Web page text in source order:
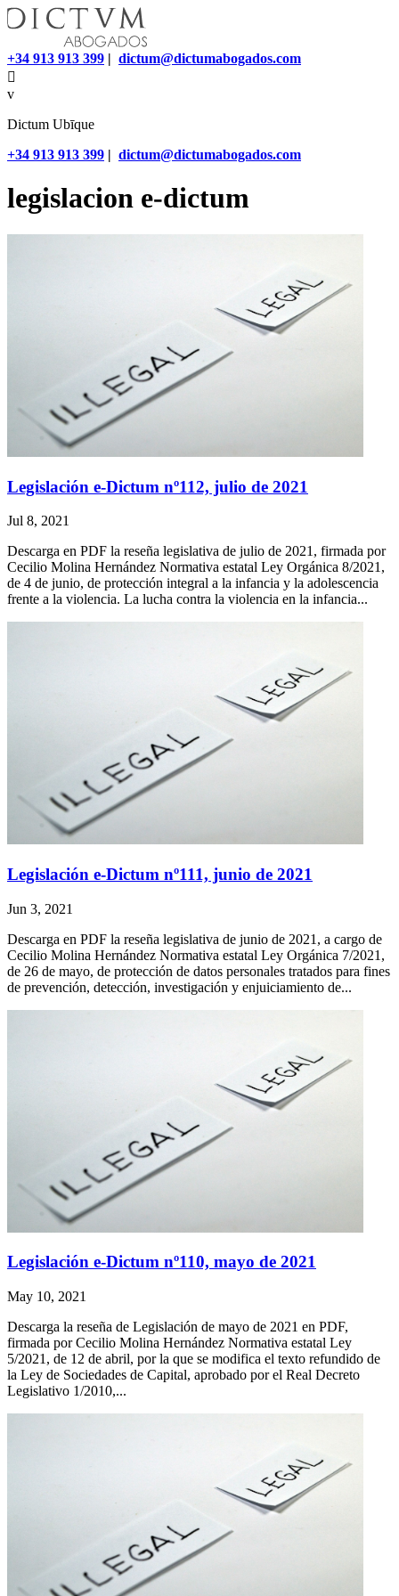
+34 913 913 399 | dictum@dictumabogados.com

v
Dictum Ubīque
+34 913 913 399 | dictum@dictumabogados.com
legislacion e-dictum
Legislación e-Dictum nº112, julio de 2021
Jul 8, 2021
Descarga en PDF la reseña legislativa de julio de 2021, firmada por
Cecilio Molina Hernández Normativa estatal Ley Orgánica 8/2021,
de 4 de junio, de protección integral a la infancia y la adolescencia
frente a la violencia. La lucha contra la violencia en la infancia...
Legislación e-Dictum nº111, junio de 2021
Jun 3, 2021
Descarga en PDF la reseña legislativa de junio de 2021, a cargo de
Cecilio Molina Hernández Normativa estatal Ley Orgánica 7/2021,
de 26 de mayo, de protección de datos personales tratados para fines
de prevención, detección, investigación y enjuiciamiento de...
Legislación e-Dictum nº110, mayo de 2021
May 10, 2021
Descarga la reseña de Legislación de mayo de 2021 en PDF,
firmada por Cecilio Molina Hernández Normativa estatal Ley
5/2021, de 12 de abril, por la que se modifica el texto refundido de
la Ley de Sociedades de Capital, aprobado por el Real Decreto
Legislativo 1/2010,...